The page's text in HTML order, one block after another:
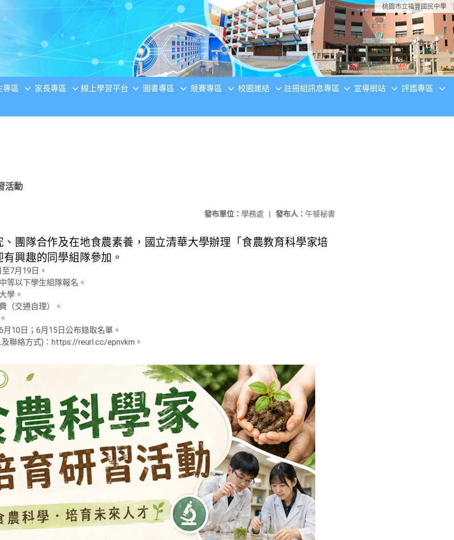
桃園市立福豐國民中學
專區 家長專區 線上學習平台 圖書專區 競賽專區 校園連結 註冊組訊息專區 宣導網站 評鑑專區
活動
發布人： 午餐秘書
發布單位： 學務處 |
團隊合作及在地食農素養，國立清華大學辦理「食農教育科學家培
興趣的同學組隊參加。
7月19日。
以下學生組隊報名。
學。
（交通自理）。
10日；6月15日公布錄取名單。
聯絡方式)：https://reurl.cc/epnvkm。